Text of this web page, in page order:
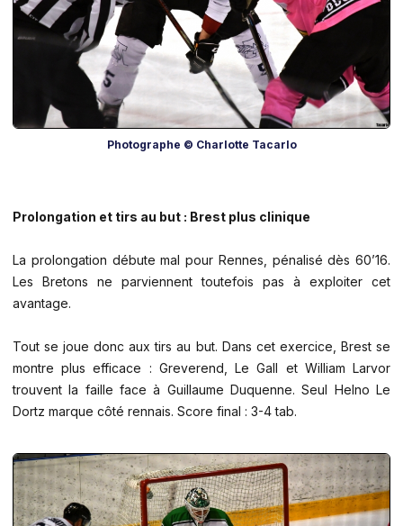
Photographe © Charlotte Tacarlo
Prolongation et tirs au but : Brest plus clinique
La prolongation débute mal pour Rennes, pénalisé dès 60’16.
Les Bretons ne parviennent toutefois pas à exploiter cet
avantage.
Tout se joue donc aux tirs au but. Dans cet exercice, Brest se
montre plus efficace : Greverend, Le Gall et William Larvor
trouvent la faille face à Guillaume Duquenne. Seul Helno Le
Dortz marque côté rennais. Score final : 3-4 tab.